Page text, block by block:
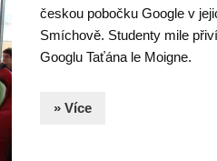
českou pobočku Google v
Smíchově. Studenty mile
Googlu Taťána le Moigne.
» Více